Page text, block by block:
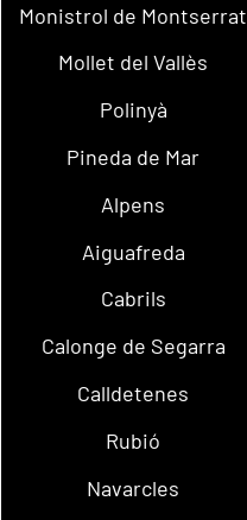
Monistrol de Montserrat
Mollet del Vallès
Polinyà
Pineda de Mar
Alpens
Aiguafreda
Cabrils
Calonge de Segarra
Calldetenes
Rubió
Navarcles